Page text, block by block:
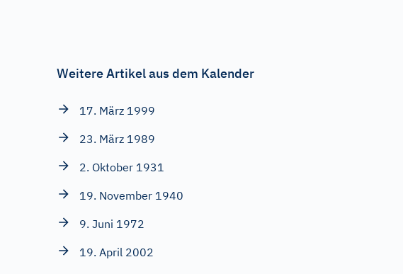
Weitere Artikel aus dem Kalender
17. März 1999
23. März 1989
2. Oktober 1931
19. November 1940
9. Juni 1972
19. April 2002